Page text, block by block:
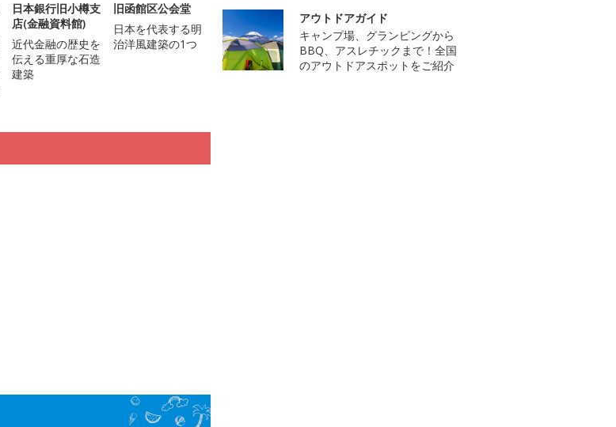
日本銀行旧小樽支
店(金融資料館)
近代金融の歴史を
伝える重厚な石造
建築
旧函館区公会堂
日本を代表する明
治洋風建築の1つ
アウトドアガイド
キャンプ場、グランピングから
BBQ、アスレチックまで！全国
のアウトドアスポットをご紹介